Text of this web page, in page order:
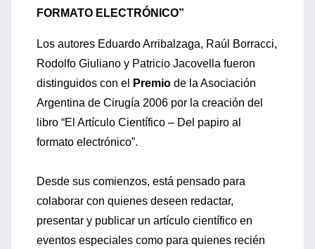
FORMATO ELECTRÓNICO”
Los autores Eduardo Arribalzaga, Raúl Borracci,
Rodolfo Giuliano y Patricio Jacovella fueron
distinguidos con el
Premio de la Asociación
Argentina de Cirugía 2006 por la creación del
libro “El Artículo Científico – Del papiro al
formato electrónico”.
Desde sus comienzos, está pensado para
colaborar con quienes deseen redactar,
presentar y publicar un artículo científico en
eventos especiales como para quienes recién